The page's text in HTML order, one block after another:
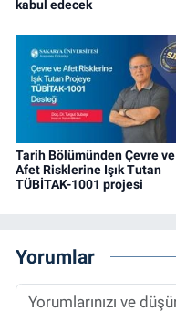
kabul edecek
Tarih Bölümünden Çevre ve
Afet Risklerine Işık Tutan
TÜBİTAK-1001 projesi
Yorumlar